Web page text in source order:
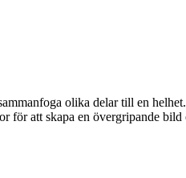
olika delar till en
att skapa en övergripande